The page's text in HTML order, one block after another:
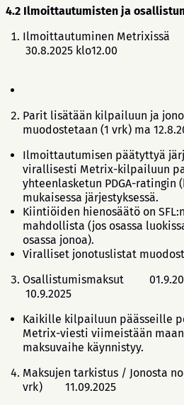
4.2 Ilmoittautumisten ja
Ilmoittautuminen
30.8.2025 klo12.00
Parit lisätään kilpailuun ja
muodostetaan (1 vrk) ma
Ilmoittautumisen päätyttyä
virallisesti Metrix-kilpailuun
yhteenlasketun PDGA-ratingin
mukaisessa järjestyksessä.
Kiintiöiden hienosäätö on
mahdollista (jos osassa
osassa jonoa).
Viralliset jonotuslistat
Osallistumismaksut
10.9.2025
Kaikille kilpailuun päässeille
Metrix-viesti viimeistään
maksuvaihe käynnistyy.
Maksujen tarkistus / Jonosta
vrk) 11.09.2025